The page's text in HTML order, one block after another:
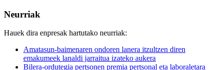
Neurriak
Hauek dira enpresak hartutako neurriak:
Amatasun-baimenaren ondoren lanera itzultzen diren
emakumeek lanaldi jarraitua izateko aukera
Bilera-ordutegia pertsonen premia pertsonal eta laboraletara